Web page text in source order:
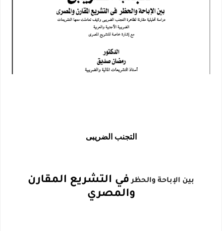
التجنب الضريبى
بين الإباحة والحظر في التشريع المقارن
والمصري